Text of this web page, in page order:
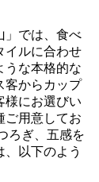
」では、食べ
イルに合わせ
うな本格的な
客からカップ
様にお選びい
ご用意してお
ろぎ、五感を
以下のよう